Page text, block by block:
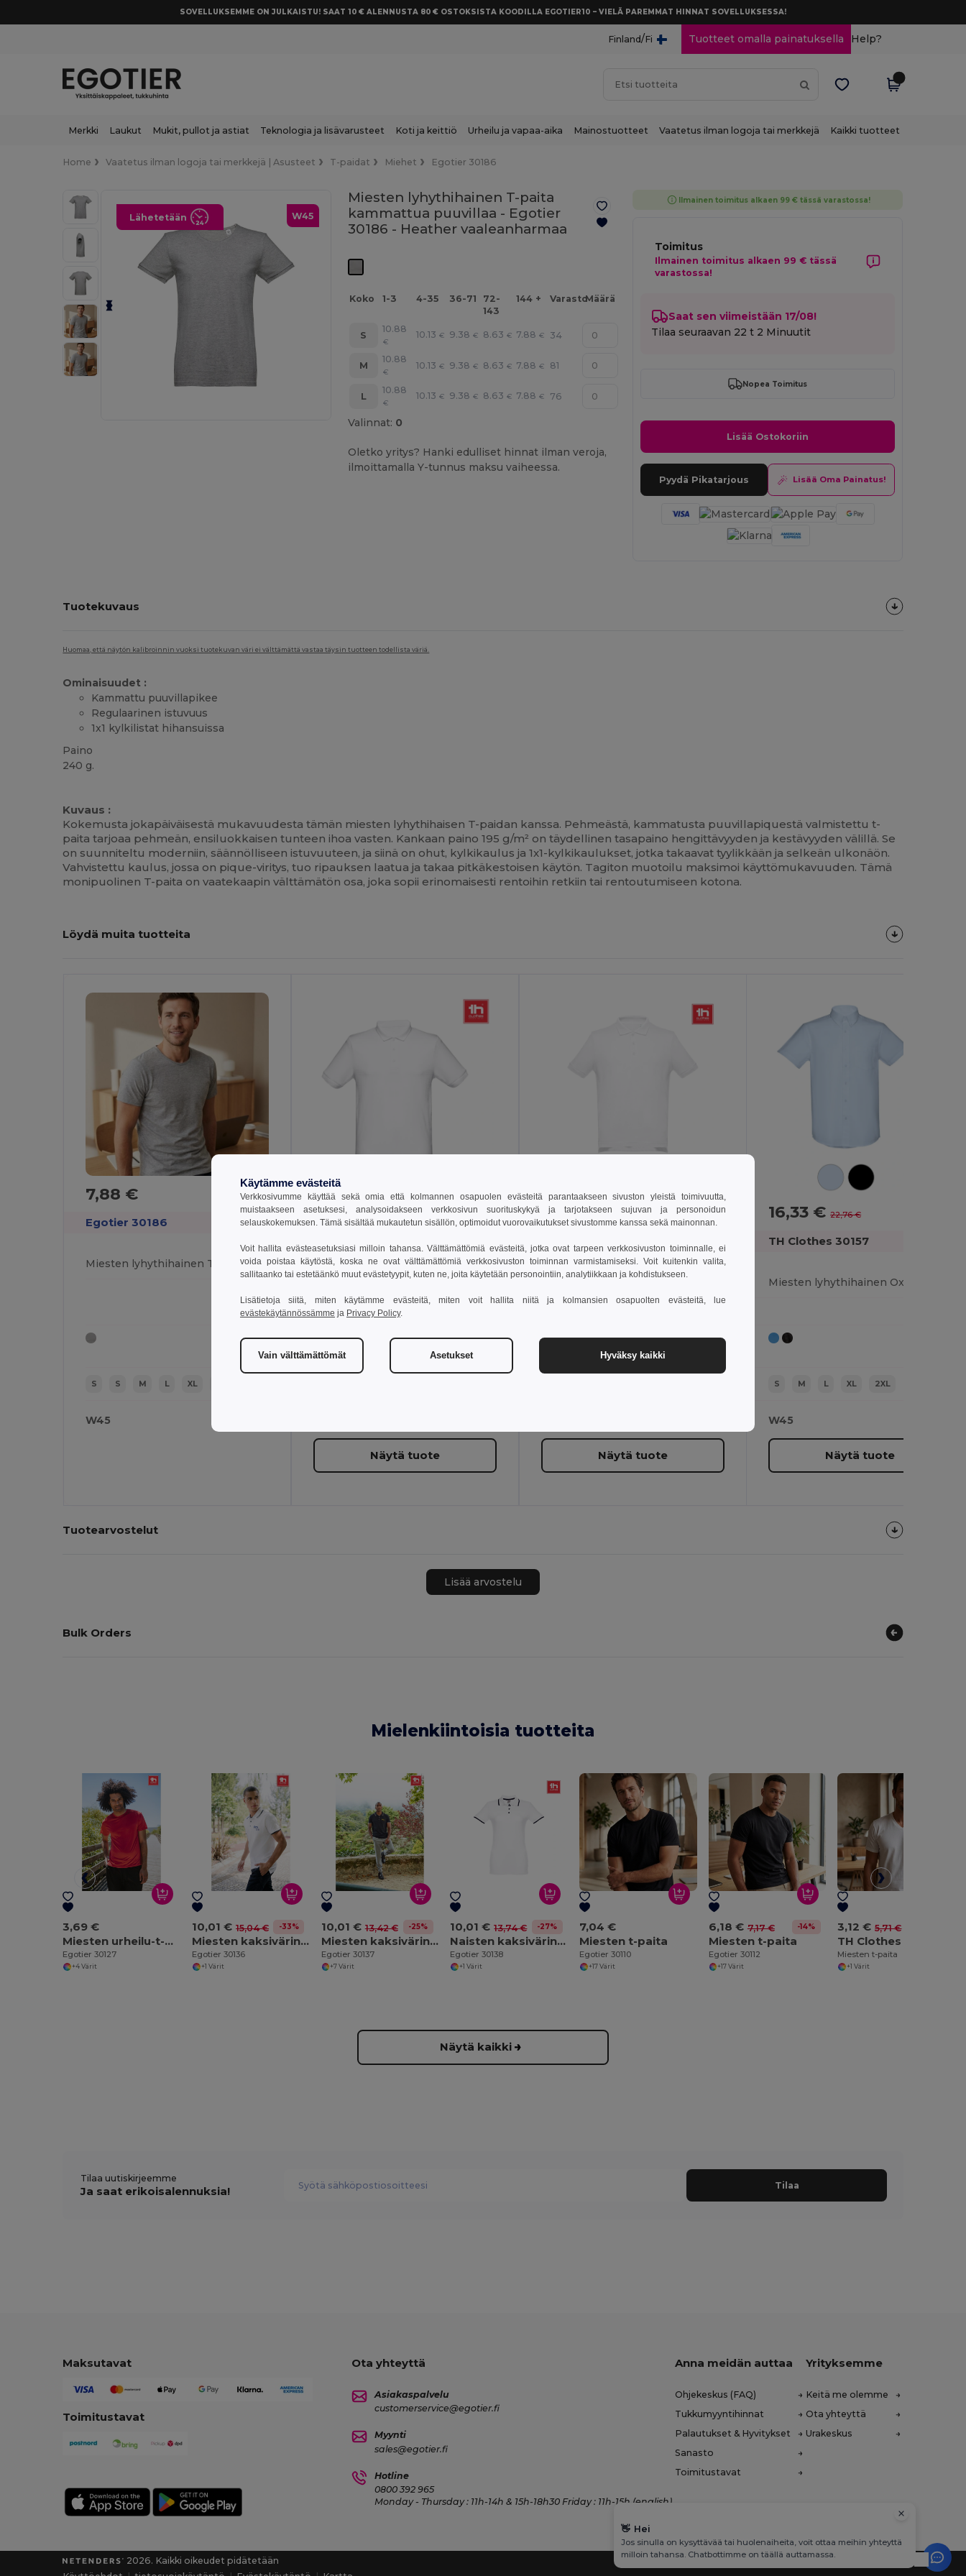
SOVELLUKSEMME ON JULKAISTU! SAAT 10 € ALENNUSTA 80 € OSTOKSISTA KOODILLA EGOTIER10 – VIELÄ PAREMMAT HINNAT SOVELLUKSESSA!
Finland/Fi Tuotteet omalla painatuksella Help?
Merkki Laukut Mukit, pullot ja astiat Teknologia ja lisävarusteet Koti ja keittiö Urheilu ja vapaa-aika Mainostuotteet Vaatetus ilman logoja tai merkkejä Kaikki tuotteet
Home Vaatetus ilman logoja tai merkkejä | Asusteet T-paidat Miehet Egotier 30186
W45
Lähetetään
Miesten lyhythihainen T-paita
kammattua puuvillaa - Egotier
30186 - Heather vaaleanharmaa
Koko 1-3 4-35 36-71
72-
143
144 + VarastoMäärä
S
10.88
€
10.13 € 9.38 € 8.63 € 7.88 € 34
M
10.88
€
10.13 € 9.38 € 8.63 € 7.88 € 81
L
10.88
€
10.13 € 9.38 € 8.63 € 7.88 € 76
Valinnat: 0
Oletko yritys? Hanki edulliset hinnat ilman veroja,
ilmoittamalla Y-tunnus maksu vaiheessa.
Ilmainen toimitus alkaen 99 € tässä varastossa!
Toimitus
Ilmainen toimitus alkaen 99 € tässä
varastossa!
Saat sen viimeistään 17/08!
Tilaa seuraavan 22 t 2 Minuutit
Nopea Toimitus
Lisää Ostokoriin
Pyydä Pikatarjous Lisää Oma Painatus!
Tuotekuvaus
Huomaa, että näytön kalibroinnin vuoksi tuotekuvan väri ei välttämättä vastaa täysin tuotteen todellista väriä.
Ominaisuudet :
Kammattu puuvillapikee
Regulaarinen istuvuus
1x1 kylkilistat hihansuissa
Paino
240 g.
Kuvaus :
Kokemusta jokapäiväisestä mukavuudesta tämän miesten lyhythihaisen T-paidan kanssa. Pehmeästä, kammatusta puuvillapiquestä valmistettu t-
paita tarjoaa pehmeän, ensiluokkaisen tunteen ihoa vasten. Kankaan paino 195 g/m² on täydellinen tasapaino hengittävyyden ja kestävyyden välillä. Se
on suunniteltu moderniin, säännölliseen istuvuuteen, ja siinä on ohut, kylkikaulus ja 1x1-kylkikaulukset, jotka takaavat tyylikkään ja selkeän ulkonäön.
Vahvistettu kaulus, jossa on pique-viritys, tuo ripauksen laatua ja takaa pitkäkestoisen käytön. Tagiton muotoilu maksimoi käyttömukavuuden. Tämä
monipuolinen T-paita on vaatekaapin välttämätön osa, joka sopii erinomaisesti rentoihin retkiin tai rentoutumiseen kotona.
Löydä muita tuotteita
Oma
7,88 €
Egotier 30186
Miesten lyhythihainen T-paita kammattua puuvillaa
S S M L XL
W45
11,53 € -30%
TH Clothes 30187
Miesten lyhythihainen poolopaita karstapuuvillaa
Näytä tuote
8,75 €11,39 € -23%
TH Clothes 30130
Miesten lyhythihainen puuvillainen poolopaita. Valkoinen väri
Näytä tuote
16,33 €22,76 €
TH Clothes 30157
S M L XL 2XL
W45
Näytä tuote
Tuotearvostelut
Lisää arvostelu
Bulk Orders
Mielenkiintoisia tuotteita
3,69 €
Miesten urheilu-t-paita
Egotier 30127
+4 Värit
10,01 € 15,04 € -33%
Miesten kaksivärinen puuvillainen poolopaita. Valkoinen väri
Egotier 30136
+1 Värit
10,01 € 13,42 € -25%
Miesten kaksivärinen puuvillainen poolopaita
Egotier 30137
+7 Värit
10,01 € 13,74 € -27%
Naisten kaksivärinen puuvillainen poolopaita
Egotier 30138
+1 Värit
7,04 €
Miesten t-paita
Egotier 30110
+17 Värit
6,18 € 7,17 € -14%
Miesten t-paita
Egotier 30112
+17 Värit
3,12 € 5,71 €
TH Clothes 30115
Miesten t-paita
+1 Värit
Näytä kaikki
Tilaa uutiskirjeemme
Ja saat erikoisalennuksia! Tilaa
Maksutavat
Toimitustavat
Ota yhteyttä
Asiakaspalvelu
customerservice@egotier.fi
Myynti
sales@egotier.fi
Hotline
0800 392 965
Monday - Thursday : 11h-14h & 15h-18h30 Friday : 11h-15h (english)
Anna meidän auttaa
Ohjekeskus (FAQ)
Tukkumyyntihinnat
Palautukset & Hyvitykset
Sanasto
Toimitustavat
Yrityksemme
Keitä me olemme
Ota yhteyttä
Urakeskus
2026. Kaikki oikeudet pidätetään
Käytämme evästeitä
Verkkosivumme käyttää sekä omia että kolmannen osapuolen evästeitä parantaakseen sivuston yleistä toimivuutta,
muistaakseen asetuksesi, analysoidakseen verkkosivun suorituskykyä ja tarjotakseen sujuvan ja personoidun
selauskokemuksen. Tämä sisältää mukautetun sisällön, optimoidut vuorovaikutukset sivustomme kanssa sekä mainonnan.
Voit hallita evästeasetuksiasi milloin tahansa. Välttämättömiä evästeitä, jotka ovat tarpeen verkkosivuston toiminnalle, ei
voida poistaa käytöstä, koska ne ovat välttämättömiä verkkosivuston toiminnan varmistamiseksi. Voit kuitenkin valita,
sallitaanko tai estetäänkö muut evästetyypit, kuten ne, joita käytetään personointiin, analytiikkaan ja kohdistukseen.
Lisätietoja siitä, miten käytämme evästeitä, miten voit hallita niitä ja kolmansien osapuolten evästeitä, lue
evästekäytännössämme ja Privacy Policy.
Vain välttämättömät Asetukset Hyväksy kaikki
👋 Hei
Jos sinulla on kysyttävää tai huolenaiheita, voit ottaa meihin yhteyttä
milloin tahansa. Chatbottimme on täällä auttamassa.